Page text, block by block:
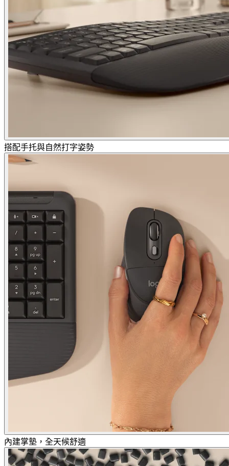
搭配手托與自然打字姿勢
內建掌墊，全天候舒適